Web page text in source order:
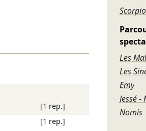
[1 rep.]
[1 rep.]
Les
Les
Emy
Jessé
Nomis